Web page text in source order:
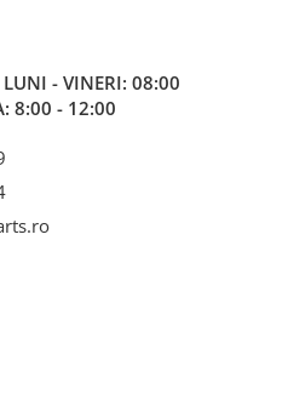
LUNI - VINERI: 08:00
8:00 - 12:00